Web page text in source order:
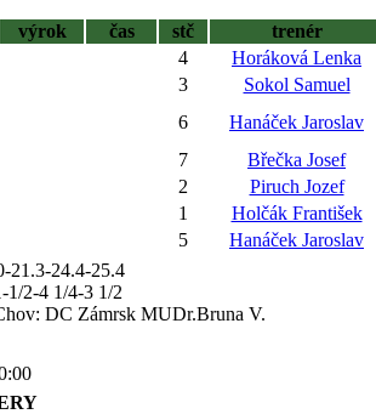
výrok čas stč trenér
4
Horáková Lenka
3
Sokol Samuel
6
Hanáček Jaroslav
7
Břečka Josef
2
Piruch Jozef
1
Holčák František
5
Hanáček Jaroslav
21.3-24.4-25.4
2-4 1/4-3 1/2
DC Zámrsk MUDr.Bruna V.